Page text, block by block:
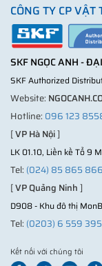
CÔNG TY CP
SKF NGỌC ANH -
SKF Authorized
Website:
Hotline: 096 123
[VP Hà Nội]
LK 01.10, Liền kề Tổ 9
Tel: (024) 85 865 866
[VP Quảng Ninh]
D908 - Khu đô thị
Tel: (0203) 6 559 395
Kết nối với chúng tôi